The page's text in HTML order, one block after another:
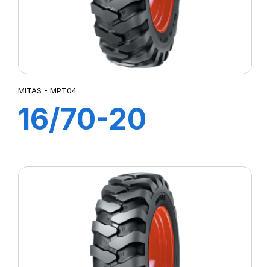
MITAS - MPT04
16/70-20
TL MPT-04 (M-I)